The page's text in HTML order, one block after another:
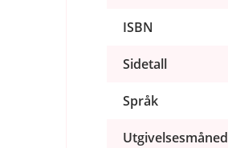
ISBN
Sidetall
Språk
Utgivelsesmåned